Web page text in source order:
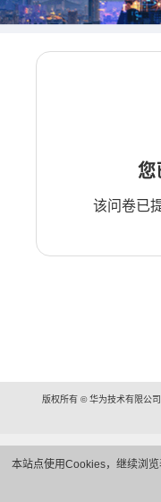
本站点使用Cookies，继续浏
您
该问卷已
版权所有 © 华为技术有限公